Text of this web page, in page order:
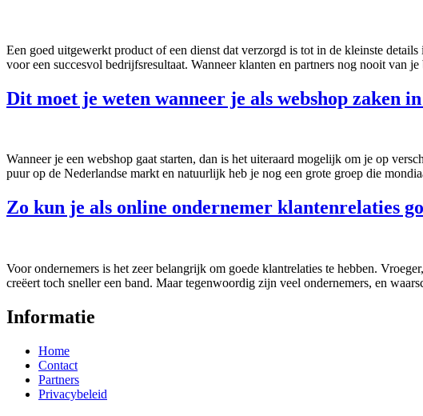
Een goed uitgewerkt product of een dienst dat verzorgd is tot in de kleinste
voor een succesvol bedrijfsresultaat. Wanneer klanten en partners nog nooit van
Dit moet je weten wanneer je als webshop zaken
Wanneer je een webshop gaat starten, dan is het uiteraard mogelijk om je op
puur op de Nederlandse markt en natuurlijk heb je nog een grote groep die
Zo kun je als online ondernemer klantenrelaties
Voor ondernemers is het zeer belangrijk om goede klantrelaties te hebben.
creëert toch sneller een band. Maar tegenwoordig zijn veel ondernemers, en
Informatie
Home
Contact
Partners
Privacybeleid